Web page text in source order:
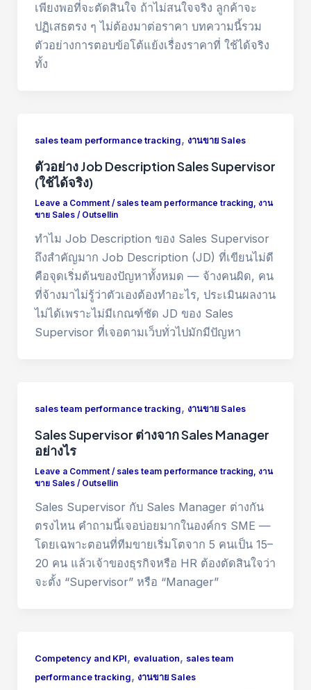
เพียงพอที่จะตัดสินใจ ถ้าไม่สนใจจริง ลูกค้าจะ
ปฏิเสธตรง ๆ ไม่ต้องมาต่อราคา บทความนี้รวม
ตัวอย่างการตอบข้อโต้แย้งเรื่องราคาที่ ใช้ได้จริง
ทั้ง
sales team performance tracking, งานขาย Sales
ตัวอย่าง Job Description Sales Supervisor
(ใช้ได้จริง)
Leave a Comment / sales team performance tracking, งาน
ขาย Sales/ Outsellin
ทำไม Job Description ของ Sales Supervisor
ถึงสำคัญมาก Job Description (JD) ที่เขียนไม่ดี
คือจุดเริ่มต้นของปัญหาทั้งหมด — จ้างคนผิด, คน
ที่จ้างมาไม่รู้ว่าตัวเองต้องทำอะไร, ประเมินผลงาน
ไม่ได้เพราะไม่มีเกณฑ์ชัด JD ของ Sales
Supervisor ที่เจอตามเว็บทั่วไปมักมีปัญหา
sales team performance tracking, งานขาย Sales
Sales Supervisor ต่างจาก Sales Manager
อย่างไร
Leave a Comment / sales team performance tracking, งาน
ขาย Sales/ Outsellin
Sales Supervisor กับ Sales Manager ต่างกัน
ตรงไหน คำถามนี้เจอบ่อยมากในองค์กร SME —
โดยเฉพาะตอนที่ทีมขายเริ่มโตจาก 5 คนเป็น 15–
20 คน แล้วเจ้าของธุรกิจหรือ HR ต้องตัดสินใจว่า
จะตั้ง “Supervisor” หรือ “Manager”
Competency and KPI, evaluation, sales team
performance tracking, งานขาย Sales